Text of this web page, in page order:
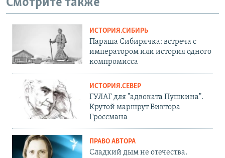
ИСТОРИЯ.СИБИРЬ
Параша Сибирячка: встреча с
императором или история одного
компромисса
ИСТОРИЯ.СЕВЕР
ГУЛАГ для "адвоката Пушкина".
Крутой маршрут Виктора
Гроссмана
ПРАВО АВТОРА
Сладкий дым не отечества.